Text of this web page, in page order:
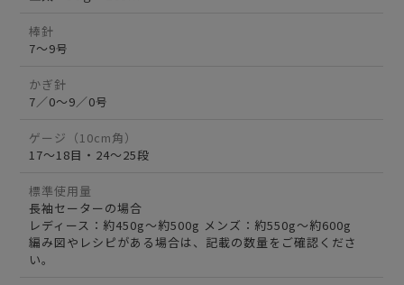
棒針
7～9号
かぎ針
7／0～9／0号
ゲージ（10cm角）
17～18目・24～25段
標準使用量
長袖セーターの場合
レディース：約450g～約500g メンズ：約550g～約600g
編み図やレシピがある場合は、記載の数量をご確認くださ
い。